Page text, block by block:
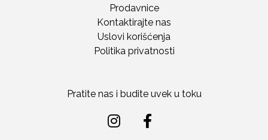
Prodavnice
Kontaktirajte nas
Uslovi korišćenja
Politika privatnosti
Pratite nas i budite uvek u toku